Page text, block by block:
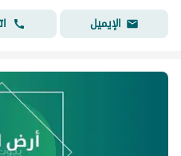
الإيميل